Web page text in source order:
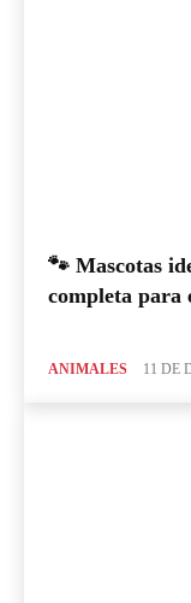
🐾 Mascotas
completa para
ANIMALES 11 DE